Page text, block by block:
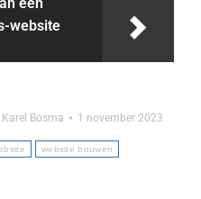
website
Karel Bosma 1 november 2023
website bouwen